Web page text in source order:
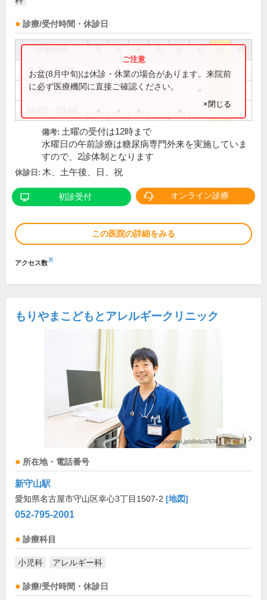
診療/受付時間・休診日
祝
8:30～12:00 ● ● ● ●
8:30～12:30
お盆(8月中旬)は休診・休業の場合があります。来院前
に必ず医療機関に直接ご確認ください。
×閉じる
備考: 土曜の受付は12時まで
水曜日の午前診療は糖尿病専門外来を実施していま
すので、2診体制となります
休診日: 木、土午後、日、祝
初診受付 オンライン診療
この医院の詳細をみる
アクセス数※
もりやまこどもとアレルギークリニック
所在地・電話番号
新守山駅
愛知県名古屋市守山区幸心3丁目1507-2 [地図]
052-795-2001
診療科目
小児科 アレルギー科
診療/受付時間・休診日